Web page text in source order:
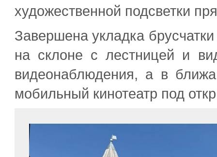
художественной подсветки
Завершена укладка
на склоне с лестницей и
видеонаблюдения, а в
мобильный кинотеатр под